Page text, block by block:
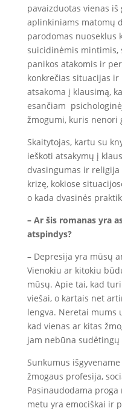
pavaizduotas vienas
aplinkiniams matomų
parodomas nuoseklus
suicidinėmis mintimis,
panikos atakomis ir
konkrečias situacijas
atsakoma į klausimą,
esančiam
žmogumi, kuris nenori
Skaitytojas, kartu su
ieškoti atsakymų į
dvasingumas ir
krizę, kokiose
o kada dvasinės
– Ar šis romanas yra
atspindys?
– Depresija yra mūsų
Vienokiu ar kitokiu
mūsų. Apie tai, kad
viešai, o kartais net
lengva. Neretai mums
kad vienas ar kitas
jam nebūna sudėtingų
Sunkumus
žmogaus profesija,
Pasinaudodama
metu yra emociškai ir